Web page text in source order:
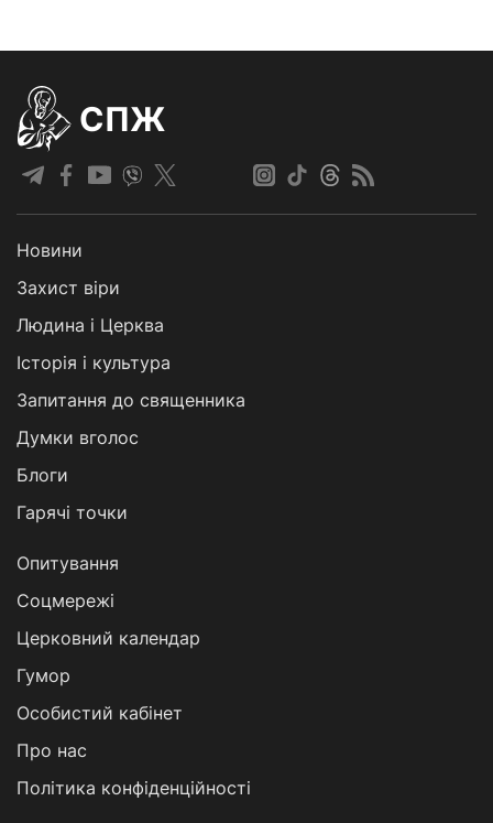
СПЖ
Новини
Захист віри
Людина і Церква
Історія і культура
Запитання до священника
Думки вголос
Блоги
Гарячі точки
Опитування
Соцмережі
Церковний календар
Гумор
Особистий кабінет
Про нас
Політика конфіденційності